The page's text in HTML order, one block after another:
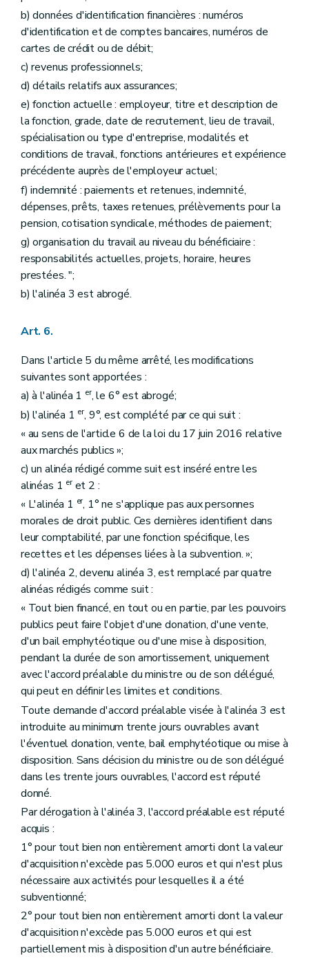
b) données d'identification financières : numéros
d'identification et de comptes bancaires, numéros de
cartes de crédit ou de débit;
c) revenus professionnels;
d) détails relatifs aux assurances;
e) fonction actuelle : employeur, titre et description de
la fonction, grade, date de recrutement, lieu de travail,
spécialisation ou type d'entreprise, modalités et
conditions de travail, fonctions antérieures et expérience
précédente auprès de l'employeur actuel;
f) indemnité : paiements et retenues, indemnité,
dépenses, prêts, taxes retenues, prélèvements pour la
pension, cotisation syndicale, méthodes de paiement;
g) organisation du travail au niveau du bénéficiaire :
responsabilités actuelles, projets, horaire, heures
prestées. ";
b) l'alinéa 3 est abrogé.
Art. 6.
Dans l'article 5 du même arrêté, les modifications
suivantes sont apportées :
a) à l'alinéa 1 er, le 6° est abrogé;
b) l'alinéa 1 er, 9°, est complété par ce qui suit :
« au sens de l'article 6 de la loi du 17 juin 2016 relative
aux marchés publics »;
c) un alinéa rédigé comme suit est inséré entre les
alinéas 1 eret 2 :
« L'alinéa 1 er, 1° ne s'applique pas aux personnes
morales de droit public. Ces dernières identifient dans
leur comptabilité, par une fonction spécifique, les
recettes et les dépenses liées à la subvention. »;
d) l'alinéa 2, devenu alinéa 3, est remplacé par quatre
alinéas rédigés comme suit :
« Tout bien financé, en tout ou en partie, par les pouvoirs
publics peut faire l'objet d'une donation, d'une vente,
d'un bail emphytéotique ou d'une mise à disposition,
pendant la durée de son amortissement, uniquement
avec l'accord préalable du ministre ou de son délégué,
qui peut en définir les limites et conditions.
Toute demande d'accord préalable visée à l'alinéa 3 est
introduite au minimum trente jours ouvrables avant
l'éventuel donation, vente, bail emphytéotique ou mise à
disposition. Sans décision du ministre ou de son délégué
dans les trente jours ouvrables, l'accord est réputé
donné.
Par dérogation à l'alinéa 3, l'accord préalable est réputé
acquis :
1° pour tout bien non entièrement amorti dont la valeur
d'acquisition n'excède pas 5.000 euros et qui n'est plus
nécessaire aux activités pour lesquelles il a été
subventionné;
2° pour tout bien non entièrement amorti dont la valeur
d'acquisition n'excède pas 5.000 euros et qui est
partiellement mis à disposition d'un autre bénéficiaire.